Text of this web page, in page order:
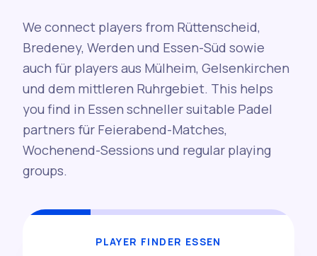
We connect players from Rüttenscheid,
Bredeney, Werden und Essen-Süd sowie
auch für players aus Mülheim, Gelsenkirchen
und dem mittleren Ruhrgebiet. This helps
you find in Essen schneller suitable Padel
partners für Feierabend-Matches,
Wochenend-Sessions und regular playing
groups.
PLAYER FINDER ESSEN